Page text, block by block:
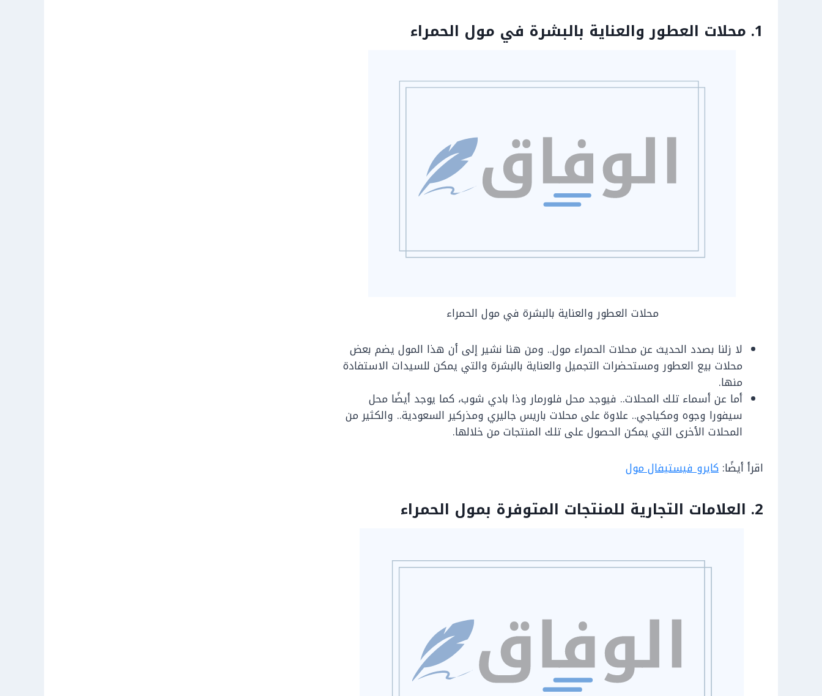
1. محلات العطور والعناية بالبشرة في مول الحمراء
محلات العطور والعناية بالبشرة في مول الحمراء
لا زلنا بصدد الحديث عن محلات الحمراء مول.. ومن هنا نشير إلى أن هذا المول يضم بعض
محلات بيع العطور ومستحضرات التجميل والعناية بالبشرة والتي يمكن للسيدات الاستفادة
منها.
أما عن أسماء تلك المحلات.. فيوجد محل فلورمار وذا بادي شوب، كما يوجد أيضًا محل
سيفورا وجوه ومكياجي.. علاوة على محلات باريس جاليري ومذركير السعودية.. والكثير من
المحلات الأخرى التي يمكن الحصول على تلك المنتجات من خلالها.
اقرأ أيضًا: كايرو فيستيفال مول
2. العلامات التجارية للمنتجات المتوفرة بمول الحمراء